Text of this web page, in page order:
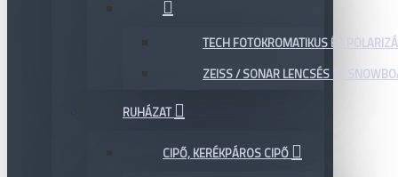
TECH FOTOKROMATIKUS ÉS
ZEISS / SONAR LENCSÉS SÍ,
RUHÁZAT
CIPŐ, KERÉKPÁROS CIPŐ